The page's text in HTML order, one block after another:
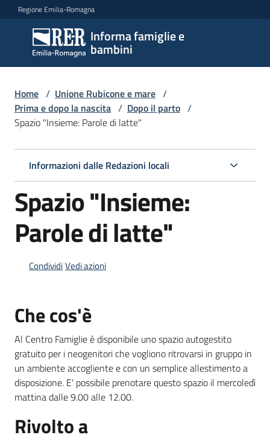
Vai al contenuto
Vai alla navigazione
Vai al footer
Regione Emilia-Romagna
Informa famiglie e
bambini
Informa
famiglie
e
bambini
Centri
per
famiglie
Informazioni
locali
Newsletter
Home / Unione Rubicone e mare /
Prima e dopo la nascita / Dopo il parto /
Spazio "Insieme: Parole di latte"
Informazioni dalle Redazioni locali
Spazio "Insieme:
Parole di latte"
CondividiVedi azioni
Che cos'è
Al Centro Famiglie è disponibile uno spazio autogestito
gratuito per i neogenitori che vogliono ritrovarsi in gruppo in
un ambiente accogliente e con un semplice allestimento a
disposizione. E' possibile prenotare questo spazio il mercoledì
mattina dalle 9.00 alle 12.00.
Rivolto a